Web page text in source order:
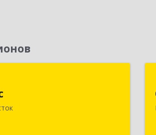
г, ул. Фадеева, д. 10